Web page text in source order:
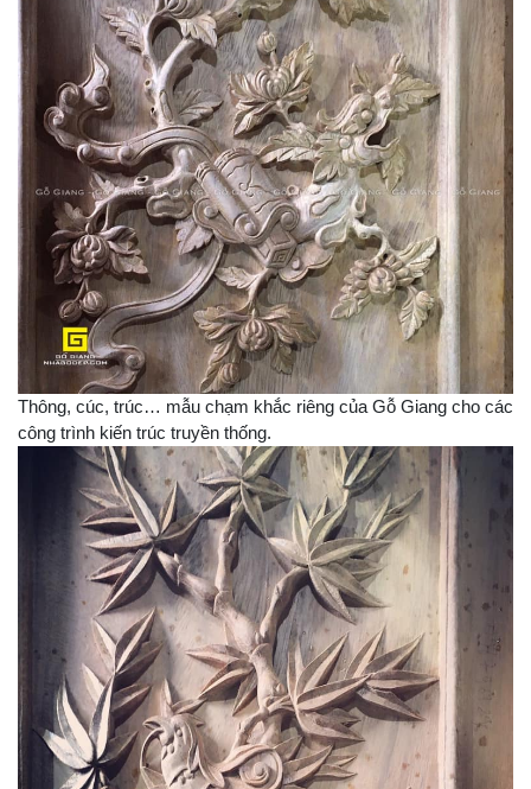
Thông, cúc, trúc… mẫu chạm khắc riêng của Gỗ Giang cho các
công trình kiến trúc truyền thống.